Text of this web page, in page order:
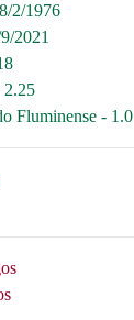
2/1976
2021
2.25
Fluminense - 1.0